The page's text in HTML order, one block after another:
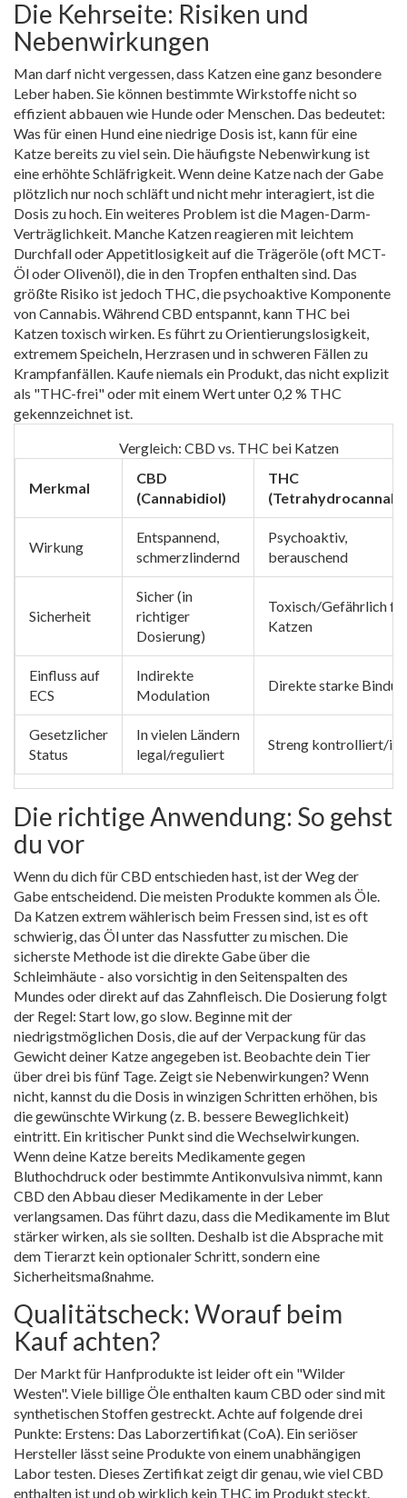
Die Kehrseite: Risiken und
Nebenwirkungen
Man darf nicht vergessen, dass Katzen eine ganz besondere
Leber haben. Sie können bestimmte Wirkstoffe nicht so
effizient abbauen wie Hunde oder Menschen. Das bedeutet:
Was für einen Hund eine niedrige Dosis ist, kann für eine
Katze bereits zu viel sein. Die häufigste Nebenwirkung ist
eine erhöhte Schläfrigkeit. Wenn deine Katze nach der Gabe
plötzlich nur noch schläft und nicht mehr interagiert, ist die
Dosis zu hoch. Ein weiteres Problem ist die Magen-Darm-
Verträglichkeit. Manche Katzen reagieren mit leichtem
Durchfall oder Appetitlosigkeit auf die Trägeröle (oft MCT-
Öl oder Olivenöl), die in den Tropfen enthalten sind. Das
größte Risiko ist jedoch THC , die psychoaktive Komponente
von Cannabis. Während CBD entspannt, kann THC bei
Katzen toxisch wirken. Es führt zu Orientierungslosigkeit,
extremem Speicheln, Herzrasen und in schweren Fällen zu
Krampfanfällen. Kaufe niemals ein Produkt, das nicht explizit
als "THC-frei" oder mit einem Wert unter 0,2 % THC
gekennzeichnet ist.
Vergleich: CBD vs. THC bei Katzen
Merkmal
CBD
(Cannabidiol)
THC
Wirkung
Entspannend,
schmerzlindernd
Psychoaktiv,
berauschend
Sicherheit
Sicher (in
richtiger
Dosierung)
Toxisch/Gefährlich für
Katzen
Einfluss auf
ECS
Indirekte
Modulation
Direkte starke
Gesetzlicher
Status
In vielen Ländern
legal/reguliert
Streng kontrolliert/
Die richtige Anwendung: So gehst
du vor
Wenn du dich für CBD entschieden hast, ist der Weg der
Gabe entscheidend. Die meisten Produkte kommen als Öle.
Da Katzen extrem wählerisch beim Fressen sind, ist es oft
schwierig, das Öl unter das Nassfutter zu mischen. Die
sicherste Methode ist die direkte Gabe über die
Schleimhäute - also vorsichtig in den Seitenspalten des
Mundes oder direkt auf das Zahnfleisch. Die Dosierung folgt
der Regel: Start low, go slow. Beginne mit der
niedrigstmöglichen Dosis, die auf der Verpackung für das
Gewicht deiner Katze angegeben ist. Beobachte dein Tier
über drei bis fünf Tage. Zeigt sie Nebenwirkungen? Wenn
nicht, kannst du die Dosis in winzigen Schritten erhöhen, bis
die gewünschte Wirkung (z. B. bessere Beweglichkeit)
eintritt. Ein kritischer Punkt sind die Wechselwirkungen.
Wenn deine Katze bereits Medikamente gegen
Bluthochdruck oder bestimmte Antikonvulsiva nimmt, kann
CBD den Abbau dieser Medikamente in der Leber
verlangsamen. Das führt dazu, dass die Medikamente im Blut
stärker wirken, als sie sollten. Deshalb ist die Absprache mit
dem Tierarzt kein optionaler Schritt, sondern eine
Sicherheitsmaßnahme.
Qualitätscheck: Worauf beim
Kauf achten?
Der Markt für Hanfprodukte ist leider oft ein "Wilder
Westen". Viele billige Öle enthalten kaum CBD oder sind mit
synthetischen Stoffen gestreckt. Achte auf folgende drei
Punkte: Erstens: Das Laborzertifikat (CoA). Ein seriöser
Hersteller lässt seine Produkte von einem unabhängigen
Labor testen. Dieses Zertifikat zeigt dir genau, wie viel CBD
enthalten ist und ob wirklich kein THC im Produkt steckt.